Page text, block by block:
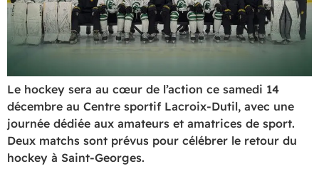
Le hockey sera au cœur de l’action ce samedi 14
décembre au Centre sportif Lacroix-Dutil, avec une
journée dédiée aux amateurs et amatrices de sport.
Deux matchs sont prévus pour célébrer le retour du
hockey à Saint-Georges.